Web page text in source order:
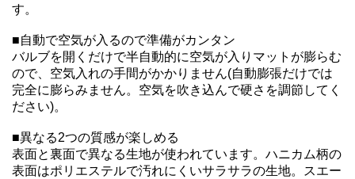
す。
■自動で空気が入るので準備がカンタン
バルブを開くだけで半自動的に空気が入りマットが膨らむ
ので、空気入れの手間がかかりません(自動膨張だけでは
完全に膨らみません。空気を吹き込んで硬さを調節してく
ださい)。
■異なる2つの質感が楽しめる
表面と裏面で異なる生地が使われています。ハニカム柄の
表面はポリエステルで汚れにくいサラサラの生地。スエー